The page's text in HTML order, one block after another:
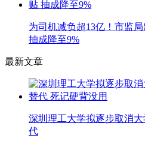
为司机减负超13亿！市监
抽成降至9%
最新文章
深圳理工大学拟逐步取消
代